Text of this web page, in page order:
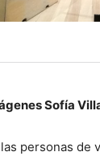
Sofía
personas de